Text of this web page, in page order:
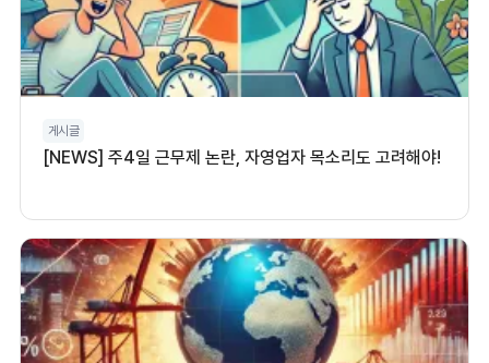
게시글
[NEWS] 주4일 근무제 논란, 자영업자 목소리도 고려해야!